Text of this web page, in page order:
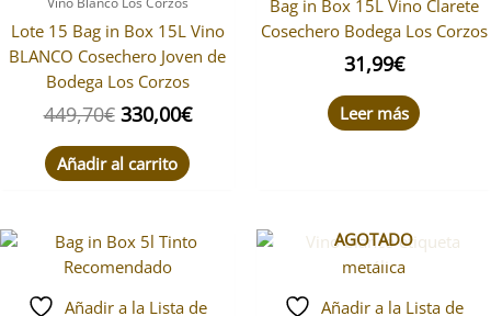
Lote 15 Bag in Box 15L Vino
BLANCO Cosechero Joven de
Bodega Los Corzos
449,70€ 330,00€
Añadir al carrito
Bag in Box 15L Vino Clarete
Cosechero Bodega Los Corzos
31,99€
Leer más
Añadir a la Lista de
AGOTADO
Añadir a la Lista de